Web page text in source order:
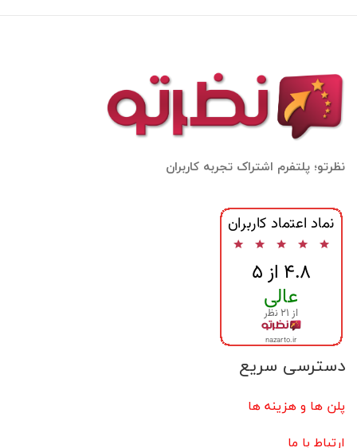
نظرتو؛ پلتفرم اشتراک تجربه کاربران
دسترسی سریع
پلن ها و هزینه ها
ارتباط با ما